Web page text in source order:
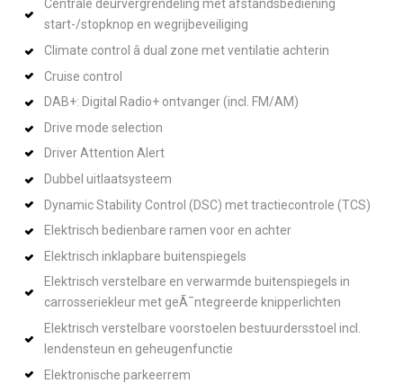
Centrale deurvergrendeling met afstandsbediening
start-/stopknop en wegrijbeveiliging
Climate control â dual zone met ventilatie achterin
Cruise control
DAB+: Digital Radio+ ontvanger (incl. FM/AM)
Drive mode selection
Driver Attention Alert
Dubbel uitlaatsysteem
Dynamic Stability Control (DSC) met tractiecontrole (TCS)
Elektrisch bedienbare ramen voor en achter
Elektrisch inklapbare buitenspiegels
Elektrisch verstelbare en verwarmde buitenspiegels in
carrosseriekleur met geÃ¯ntegreerde knipperlichten
Elektrisch verstelbare voorstoelen bestuurdersstoel incl.
lendensteun en geheugenfunctie
Elektronische parkeerrem